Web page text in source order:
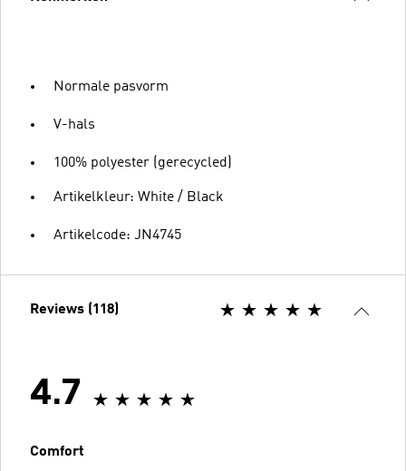
Normale pasvorm
V-hals
100% polyester (gerecycled)
Artikelkleur: White / Black
Artikelcode: JN4745
Reviews (118)
4.7
Comfort